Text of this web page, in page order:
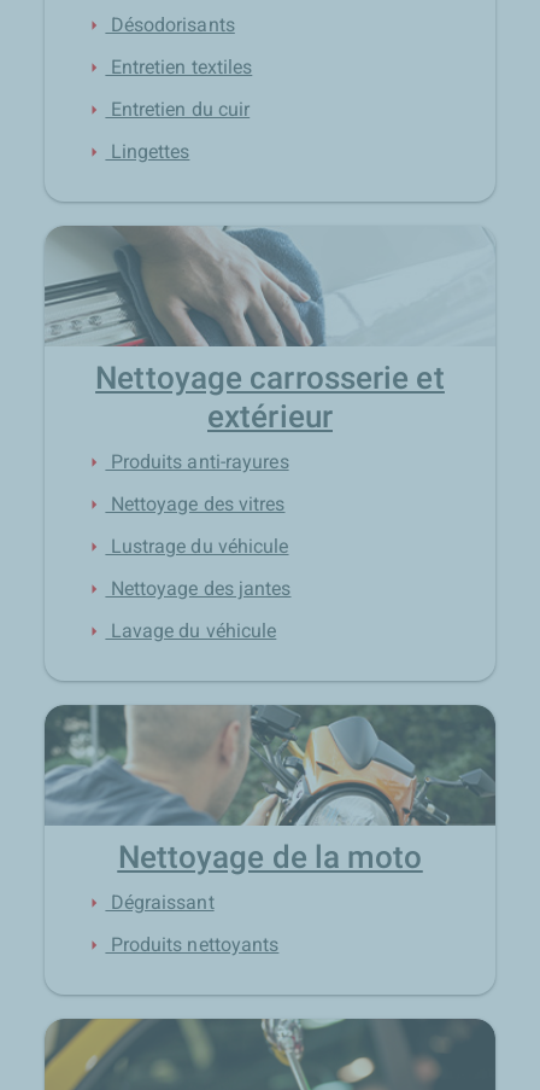
arrow_right Désodorisants
arrow_right Entretien textiles
arrow_right Entretien du cuir
arrow_right Lingettes
Nettoyage carrosserie et
extérieur
arrow_right Produits anti-rayures
arrow_right Nettoyage des vitres
arrow_right Lustrage du véhicule
arrow_right Nettoyage des jantes
arrow_right Lavage du véhicule
Nettoyage de la moto
arrow_right Dégraissant
arrow_right Produits nettoyants